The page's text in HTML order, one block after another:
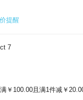
提醒
7
满￥100.00且满1件减￥